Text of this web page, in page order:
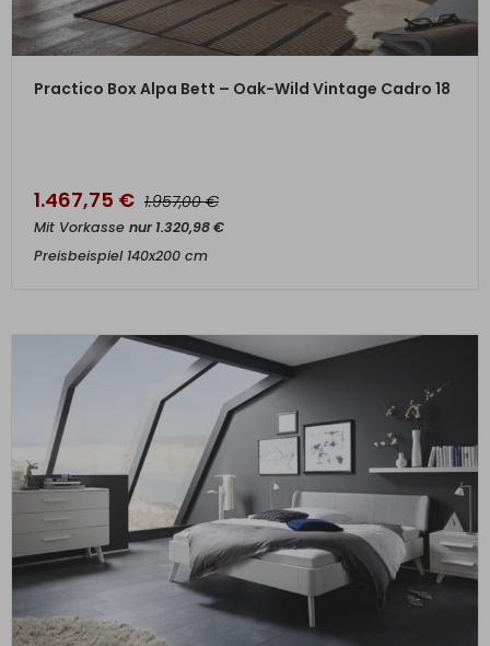
ZUM PRODUKT
Practico Box Alpa Bett – Oak-Wild Vintage Cadro 18
1.467,75 € 1.957,00€
Mit Vorkasse nur1.320,98€
Preisbeispiel 140x200 cm